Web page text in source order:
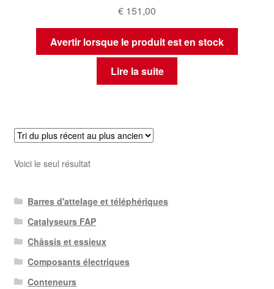
€ 151,00
Avertir lorsque le produit est en stock
Lire la suite
Voici le seul résultat
Barres d'attelage et téléphériques
Catalyseurs FAP
Châssis et essieux
Composants électriques
Conteneurs